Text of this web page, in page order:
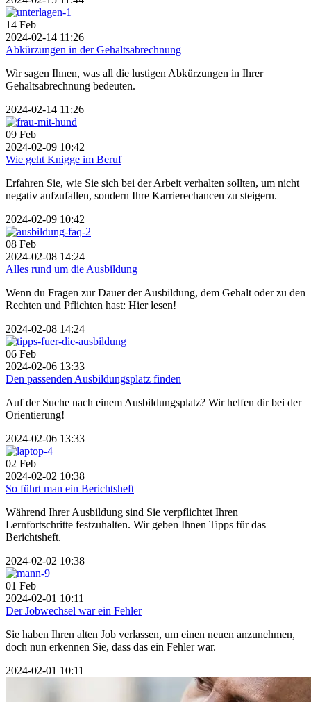
14 Feb
2024-02-14 11:26
Abkürzungen in der Gehaltsabrechnung
Wir sagen Ihnen, was all die lustigen Abkürzungen in Ihrer
Gehaltsabrechnung bedeuten.
2024-02-14 11:26
09 Feb
2024-02-09 10:42
Wie geht Knigge im Beruf
Erfahren Sie, wie Sie sich bei der Arbeit verhalten sollten, um nicht
negativ aufzufallen, sondern Ihre Karrierechancen zu steigern.
2024-02-09 10:42
08 Feb
2024-02-08 14:24
Alles rund um die Ausbildung
Wenn du Fragen zur Dauer der Ausbildung, dem Gehalt oder zu den
Rechten und Pflichten hast: Hier lesen!
2024-02-08 14:24
06 Feb
2024-02-06 13:33
Den passenden Ausbildungsplatz finden
Auf der Suche nach einem Ausbildungsplatz? Wir helfen dir bei der
Orientierung!
2024-02-06 13:33
02 Feb
2024-02-02 10:38
So führt man ein Berichtsheft
Während Ihrer Ausbildung sind Sie verpflichtet Ihren
Lernfortschritte festzuhalten. Wir geben Ihnen Tipps für das
Berichtsheft.
2024-02-02 10:38
01 Feb
2024-02-01 10:11
Der Jobwechsel war ein Fehler
Sie haben Ihren alten Job verlassen, um einen neuen anzunehmen,
doch nun erkennen Sie, dass das ein Fehler war.
2024-02-01 10:11